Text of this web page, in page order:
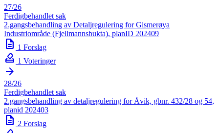
27/26
Ferdigbehandlet sak
2.gangsbehandling av Detaljregulering for Gismerøya
Industriområde (Fjellmannsbukta), planID 202409
description 1 Forslag
how_to_vote 1 Voteringer
arrow_forward
28/26
Ferdigbehandlet sak
2.gangsbehandling av detaljregulering for Åvik, gbnr. 432/28 og 54,
planid 202403
description 2 Forslag